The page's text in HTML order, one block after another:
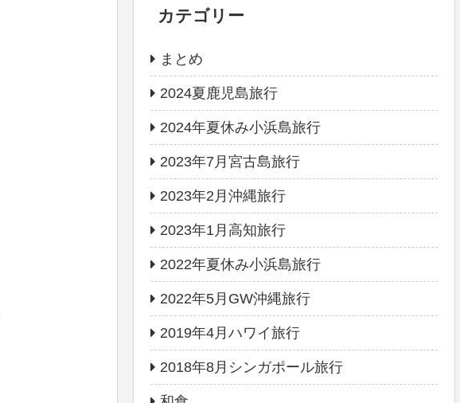
カテゴリー
まとめ
2024夏鹿児島旅行
2024年夏休み小浜島旅行
2023年7月宮古島旅行
2023年2月沖縄旅行
2023年1月高知旅行
2022年夏休み小浜島旅行
2022年5月GW沖縄旅行
2019年4月ハワイ旅行
2018年8月シンガポール旅行